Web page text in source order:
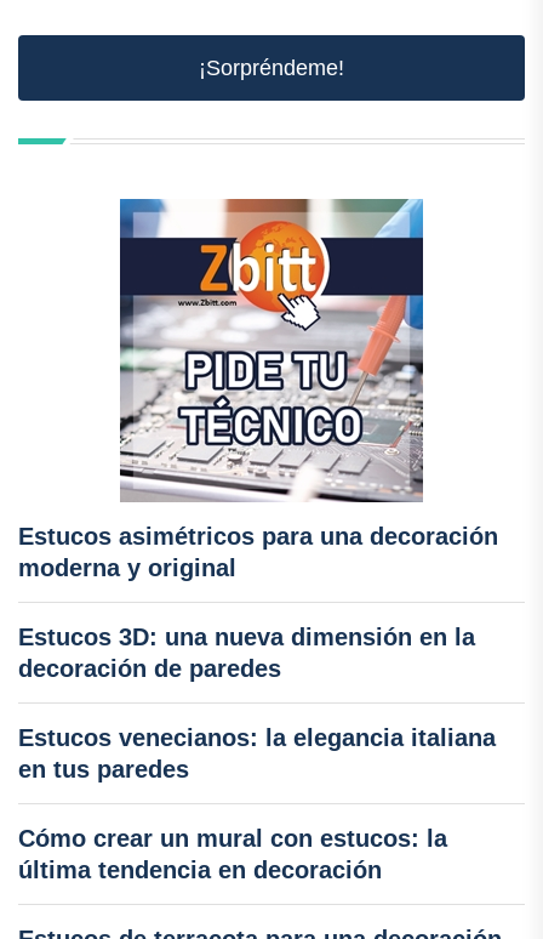
¡Sorpréndeme!
Estucos asimétricos para una decoración
moderna y original
Estucos 3D: una nueva dimensión en la
decoración de paredes
Estucos venecianos: la elegancia italiana
en tus paredes
Cómo crear un mural con estucos: la
última tendencia en decoración